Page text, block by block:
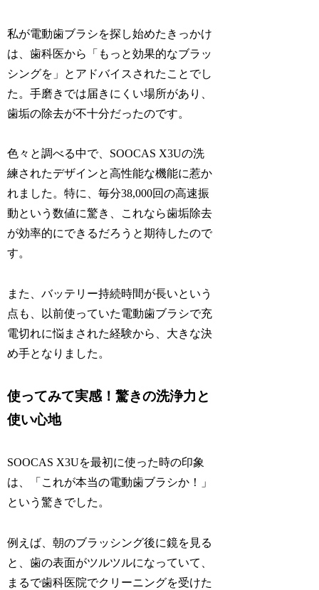
私が電動歯ブラシを探し始めたきっかけ
は、歯科医から「もっと効果的なブラッ
シングを」とアドバイスされたことでし
た。手磨きでは届きにくい場所があり、
歯垢の除去が不十分だったのです。
色々と調べる中で、SOOCAS X3Uの洗
練されたデザインと高性能な機能に惹か
れました。特に、毎分38,000回の高速振
動という数値に驚き、これなら歯垢除去
が効率的にできるだろうと期待したので
す。
また、バッテリー持続時間が長いという
点も、以前使っていた電動歯ブラシで充
電切れに悩まされた経験から、大きな決
め手となりました。
使ってみて実感！驚きの洗浄力と
使い心地
SOOCAS X3Uを最初に使った時の印象
は、「これが本当の電動歯ブラシか！」
という驚きでした。
例えば、朝のブラッシング後に鏡を見る
と、歯の表面がツルツルになっていて、
まるで歯科医院でクリーニングを受けた